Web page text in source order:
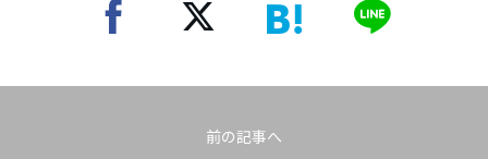
前の記事へ